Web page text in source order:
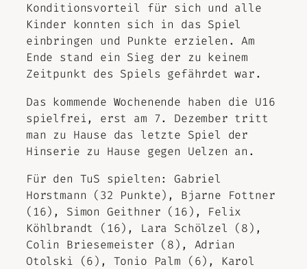
Konditionsvorteil für sich und alle
Kinder konnten sich in das Spiel
einbringen und Punkte erzielen. Am
Ende stand ein Sieg der zu keinem
Zeitpunkt des Spiels gefährdet war.
Das kommende Wochenende haben die U16
spielfrei, erst am 7. Dezember tritt
man zu Hause das letzte Spiel der
Hinserie zu Hause gegen Uelzen an.
Für den TuS spielten: Gabriel
Horstmann (32 Punkte), Bjarne Fottner
(16), Simon Geithner (16), Felix
Köhlbrandt (16), Lara Schölzel (8),
Colin Briesemeister (8), Adrian
Otolski (6), Tonio Palm (6), Karol